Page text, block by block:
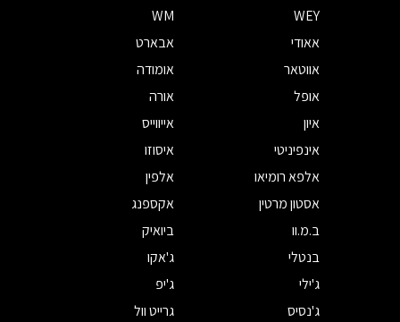
WEY
WM
אאודי
אבארט
אווטאר
אומודה
אופל
אורה
איון
אייווייס
אינפיניטי
איסוזו
אלפא רומיאו
אלפין
אסטון מרטין
אקספנג
ב.מ.וו
ביואיק
בנטלי
ג'אקו
ג'ילי
ג'יפ
ג'נסיס
גרייט וול